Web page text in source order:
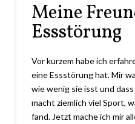
Meine
Essstörung
Vor kurzem habe ich
eine Essstörung hat. Mir
wie wenig sie isst und
macht ziemlich viel Sport,
fand. Jetzt mache ich mir